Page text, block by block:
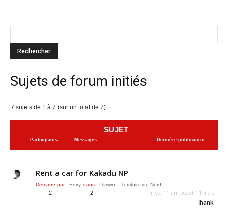
Sujets de forum initiés
7 sujets de 1 à 7 (sur un total de 7)
SUJET
Participants Messages Dernière publication
Rent a car for Kakadu NP
Démarré par : Envy dans : Darwin – Territoire du Nord
2 2 il y a 11 années et 11 mois
hank